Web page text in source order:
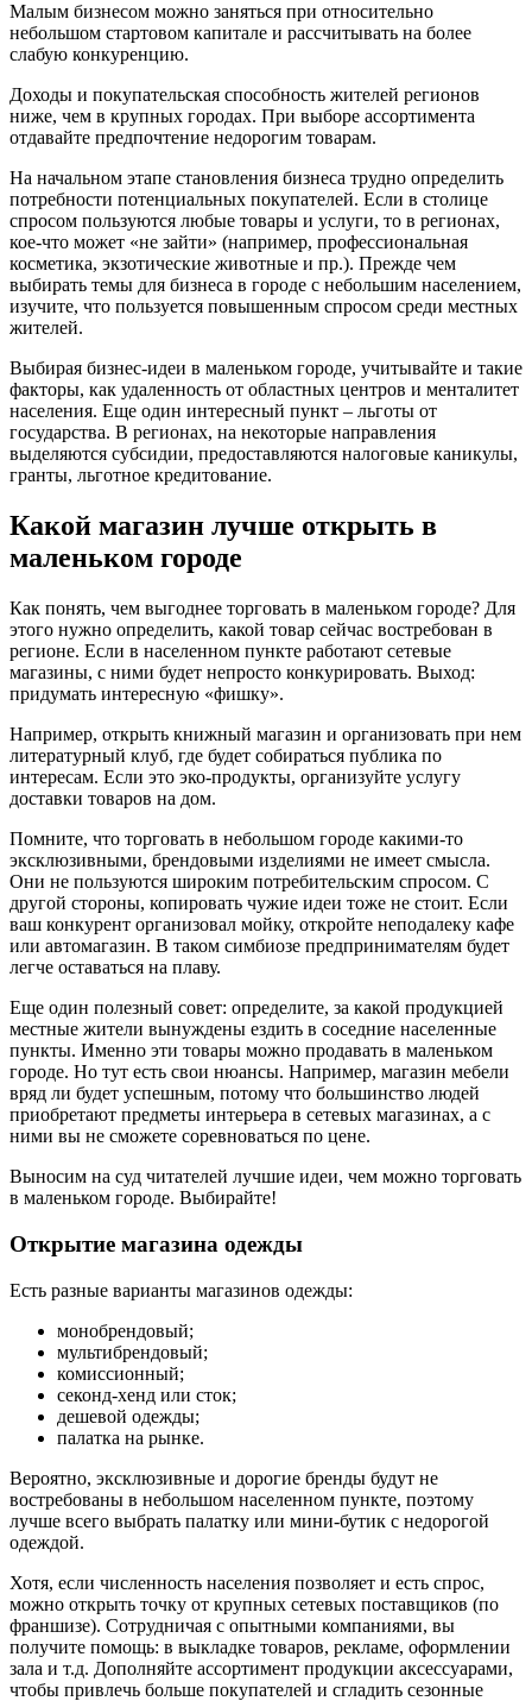
Малым бизнесом можно заняться при относительно
небольшом стартовом капитале и рассчитывать на более
слабую конкуренцию.
Доходы и покупательская способность жителей регионов
ниже, чем в крупных городах. При выборе ассортимента
отдавайте предпочтение недорогим товарам.
На начальном этапе становления бизнеса трудно определить
потребности потенциальных покупателей. Если в столице
спросом пользуются любые товары и услуги, то в регионах,
кое-что может «не зайти» (например, профессиональная
косметика, экзотические животные и пр.). Прежде чем
выбирать темы для бизнеса в городе с небольшим населением,
изучите, что пользуется повышенным спросом среди местных
жителей.
Выбирая бизнес-идеи в маленьком городе, учитывайте и такие
факторы, как удаленность от областных центров и менталитет
населения. Еще один интересный пункт – льготы от
государства. В регионах, на некоторые направления
выделяются субсидии, предоставляются налоговые каникулы,
гранты, льготное кредитование.
Какой магазин лучше открыть в
маленьком городе
Как понять, чем выгоднее торговать в маленьком городе? Для
этого нужно определить, какой товар сейчас востребован в
регионе. Если в населенном пункте работают сетевые
магазины, с ними будет непросто конкурировать. Выход:
придумать интересную «фишку».
Например, открыть книжный магазин и организовать при нем
литературный клуб, где будет собираться публика по
интересам. Если это эко-продукты, организуйте услугу
доставки товаров на дом.
Помните, что торговать в небольшом городе какими-то
эксклюзивными, брендовыми изделиями не имеет смысла.
Они не пользуются широким потребительским спросом. С
другой стороны, копировать чужие идеи тоже не стоит. Если
ваш конкурент организовал мойку, откройте неподалеку кафе
или автомагазин. В таком симбиозе предпринимателям будет
легче оставаться на плаву.
Еще один полезный совет: определите, за какой продукцией
местные жители вынуждены ездить в соседние населенные
пункты. Именно эти товары можно продавать в маленьком
городе. Но тут есть свои нюансы. Например, магазин мебели
вряд ли будет успешным, потому что большинство людей
приобретают предметы интерьера в сетевых магазинах, а с
ними вы не сможете соревноваться по цене.
Выносим на суд читателей лучшие идеи, чем можно торговать
в маленьком городе. Выбирайте!
Открытие магазина одежды
Есть разные варианты магазинов одежды:
монобрендовый;
мультибрендовый;
комиссионный;
секонд-хенд или сток;
дешевой одежды;
палатка на рынке.
Вероятно, эксклюзивные и дорогие бренды будут не
востребованы в небольшом населенном пункте, поэтому
лучше всего выбрать палатку или мини-бутик с недорогой
одеждой.
Хотя, если численность населения позволяет и есть спрос,
можно открыть точку от крупных сетевых поставщиков (по
франшизе). Сотрудничая с опытными компаниями, вы
получите помощь: в выкладке товаров, рекламе, оформлении
зала и т.д. Дополняйте ассортимент продукции аксессуарами,
чтобы привлечь больше покупателей и сгладить сезонные